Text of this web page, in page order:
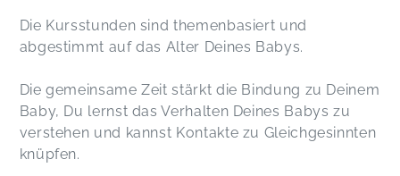
Die Kursstunden sind themenbasiert und
abgestimmt auf das Alter Deines Babys.
Die gemeinsame Zeit stärkt die Bindung zu Deinem
Baby, Du lernst das Verhalten Deines Babys zu
verstehen und kannst Kontakte zu Gleichgesinnten
knüpfen.